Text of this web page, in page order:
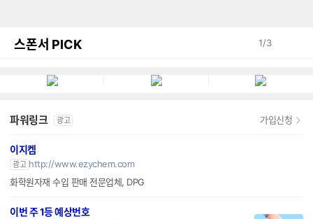
스폰서 PICK 1/3
파워링크 광고 가입신청
이지켐
광고 http://www.ezychem.com
화학원자재 수입 판매 전문업체, DPG
이번 주 1등 예상번호